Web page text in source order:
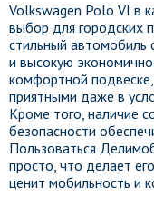
Volkswagen Polo VI в
выбор для городских
стильный автомобиль
и высокую
комфортной
приятными даже в
Кроме того, наличие
безопасности
Пользоваться
просто, что делает
ценит мобильность и